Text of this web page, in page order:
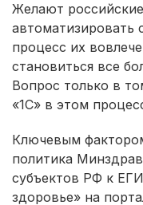
Желают
автоматизировать
процесс их
становиться все
Вопрос только в
«1С» в этом
Ключевым
политика
субъектов РФ к
здоровье» на